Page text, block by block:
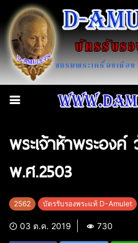
พระเจ้าห้าพระองค์
พ.ศ.2503
2562 บัตรรับรองพระแท้ D-Amulet
03 ต.ค. 2019 730